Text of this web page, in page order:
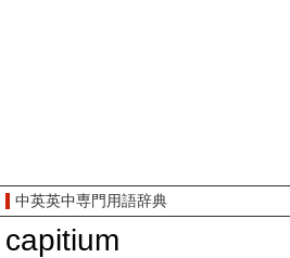
中英英中専門用語辞典
capitium